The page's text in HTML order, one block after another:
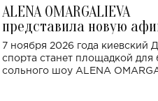
ALENA OMARGALIEVA
представила новую
большого концерта во
спорта
7 ноября 2026 года киевский
спорта станет площадкой для
сольного шоу ALENA